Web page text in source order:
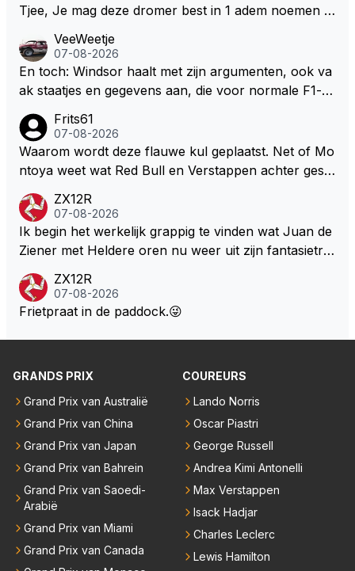
Tjee, Je mag deze dromer best in 1 adem noemen m
aar voordragen uit eigen geest. Kan mij voorstellen d
at je het leuk vindt sprookjes te luisteren maar heb jij
jezelf dan ook wel eens afgevraagd of de dappere b
ze wolff gesneden heeft?
VeeWeetje
07-08-2026
En toch: Windsor haalt met zijn argumenten, ook va
ak staatjes en gegevens aan, die voor normale F1-fa
okies made of your own dough" 🤣
Frits61
07-08-2026
Waarom wordt deze flauwe kul geplaatst. Net of Mo
ntoya weet wat Red Bull en Verstappen achter geslo
ZX12R
07-08-2026
Ik begin het werkelijk grappig te vinden wat Juan de
Ziener met Heldere oren nu weer uit zijn fantasietro
zijn eigen lege geest, of, hij behoort tot de intimi van
Team Verstappen...., Praten doet ie in iedergeval ma
ZX12R
07-08-2026
Frietpraat in de paddock.😜
GRANDS PRIX
Grand Prix van Australië
Grand Prix van China
Grand Prix van Japan
Grand Prix van Bahrein
Grand Prix van Saoedi-
Arabië
Grand Prix van Miami
Grand Prix van Canada
COUREURS
Lando Norris
Oscar Piastri
George Russell
Andrea Kimi Antonelli
Max Verstappen
Isack Hadjar
Charles Leclerc
Lewis Hamilton